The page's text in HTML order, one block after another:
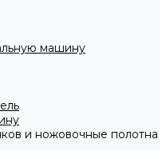
машину
и ножовочные полотна